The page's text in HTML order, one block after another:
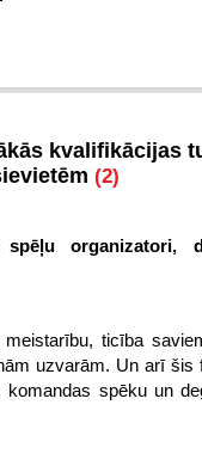
kvalifikācijas
(2)
spēļu organizatori,
ticība
uzvarām. Un arī šis
spēku un